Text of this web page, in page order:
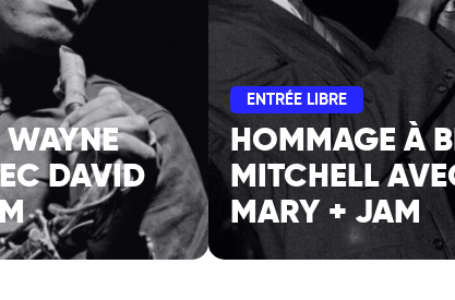
DAVID
ENTRÉE LIBRE
HOMMAGE À
MITCHELL
MARY + JAM